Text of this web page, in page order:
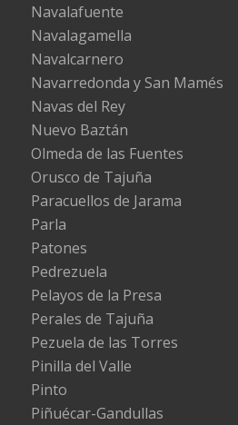
Navalafuente
Navalagamella
Navalcarnero
Navarredonda y San Mamés
Navas del Rey
Nuevo Baztán
Olmeda de las Fuentes
Orusco de Tajuña
Paracuellos de Jarama
Parla
Patones
Pedrezuela
Pelayos de la Presa
Perales de Tajuña
Pezuela de las Torres
Pinilla del Valle
Pinto
Piñuécar-Gandullas